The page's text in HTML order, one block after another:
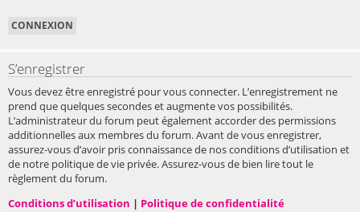
S’enregistrer
Vous devez être enregistré pour vous connecter. L’enregistrement ne
prend que quelques secondes et augmente vos possibilités.
L’administrateur du forum peut également accorder des permissions
additionnelles aux membres du forum. Avant de vous enregistrer,
assurez-vous d’avoir pris connaissance de nos conditions d’utilisation et
de notre politique de vie privée. Assurez-vous de bien lire tout le
règlement du forum.
Conditions d’utilisation | Politique de confidentialité